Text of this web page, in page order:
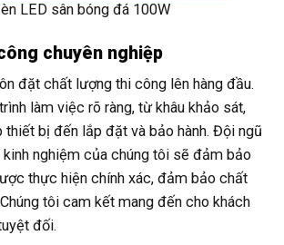
LED sân bóng đá 100W
chuyên nghiệp
đặt chất lượng thi công lên hàng đầu.
làm việc rõ ràng, từ khâu khảo sát,
thiết bị đến lắp đặt và bảo hành. Đội ngũ
kinh nghiệm của chúng tôi sẽ đảm bảo
thực hiện chính xác, đảm bảo chất
tôi cam kết mang đến cho khách
đối.